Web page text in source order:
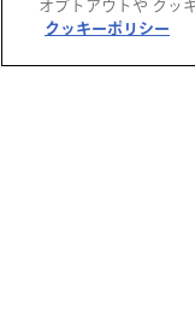
オプトアウトや クッ
クッキーポリシー